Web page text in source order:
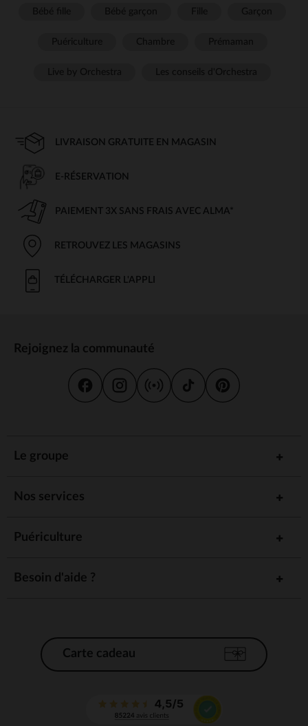
LIVRAISON GRATUITE EN MAGASIN
E-RÉSERVATION
PAIEMENT 3X SANS FRAIS AVEC ALMA*
RETROUVEZ LES MAGASINS
TÉLÉCHARGER L'APPLI
Rejoignez la communauté
Le groupe
Nos services
Puériculture
Besoin d'aide ?
Carte cadeau